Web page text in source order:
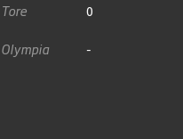
Tore 0
Olympia -